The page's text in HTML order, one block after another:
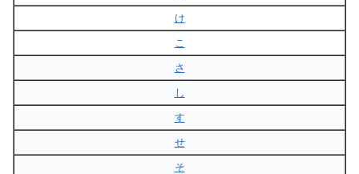
け
こ
さ
し
す
せ
そ